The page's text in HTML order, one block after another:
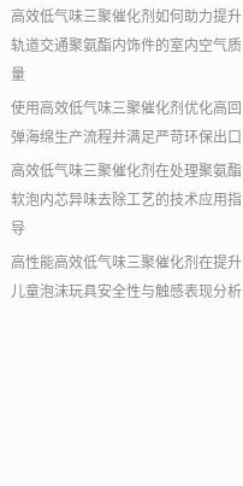
高效低气味三聚催化剂如何助力提升
轨道交通聚氨酯内饰件的室内空气质
量
使用高效低气味三聚催化剂优化高回
弹海绵生产流程并满足严苛环保出口
高效低气味三聚催化剂在处理聚氨酯
软泡内芯异味去除工艺的技术应用指
导
高性能高效低气味三聚催化剂在提升
儿童泡沫玩具安全性与触感表现分析